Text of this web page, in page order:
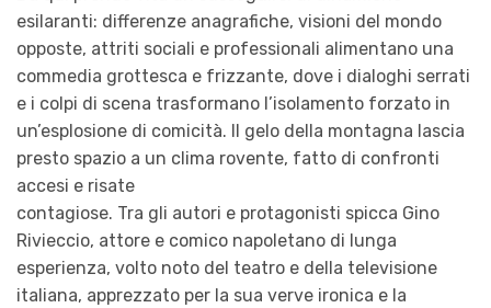
esilaranti: differenze anagrafiche, visioni del mondo
opposte, attriti sociali e professionali alimentano una
commedia grottesca e frizzante, dove i dialoghi serrati
e i colpi di scena trasformano l’isolamento forzato in
un’esplosione di comicità. Il gelo della montagna lascia
presto spazio a un clima rovente, fatto di confronti
accesi e risate
contagiose. Tra gli autori e protagonisti spicca Gino
Rivieccio, attore e comico napoletano di lunga
esperienza, volto noto del teatro e della televisione
italiana, apprezzato per la sua verve ironica e la